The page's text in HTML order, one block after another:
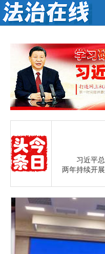
习近平
两年持续开